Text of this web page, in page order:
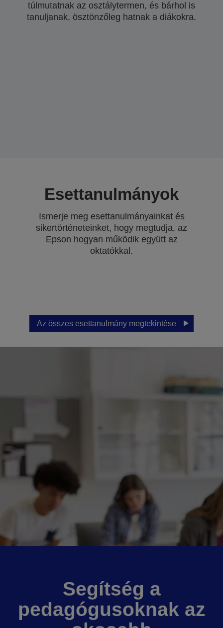
túlmutatnak az osztálytermen, és bárhol is
tanuljanak, ösztönzőleg hatnak a diákokra.
Esettanulmányok
Ismerje meg esettanulmányainkat és
sikertörténeteinket, hogy megtudja, az
Epson hogyan működik együtt az
oktatókkal.
Az összes esettanulmány megtekintése
Segítség a
pedagógusoknak az